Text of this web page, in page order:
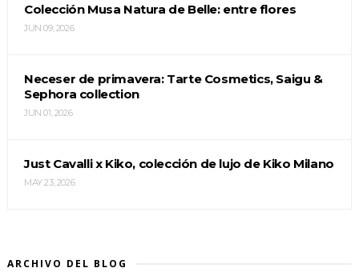
Colección Musa Natura de Belle: entre flores
JUN 09, 2026
Neceser de primavera: Tarte Cosmetics, Saigu &
Sephora collection
JUN 01, 2026
Just Cavalli x Kiko, colección de lujo de Kiko Milano
MAY 23, 2026
ARCHIVO DEL BLOG